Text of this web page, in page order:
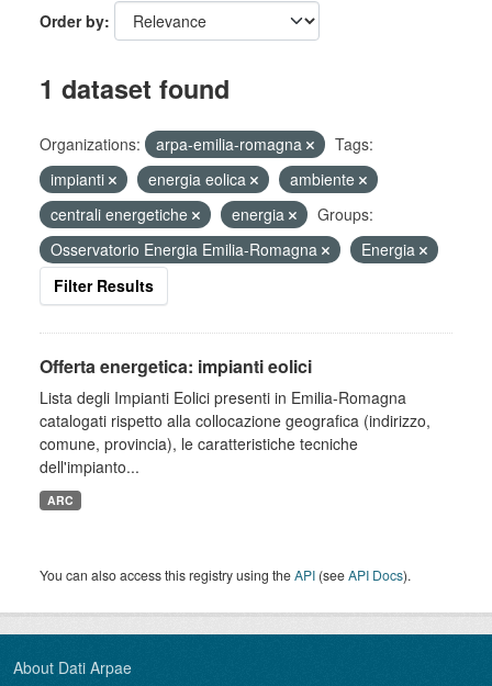
Order by
1 dataset found
Organizations: arpa-emilia-romagna
Tags:
impianti
energia eolica
ambiente
centrali energetiche
energia
Groups:
Osservatorio Energia Emilia-Romagna
Energia
Filter Results
Offerta energetica: impianti eolici
Lista degli Impianti Eolici presenti in Emilia-Romagna
catalogati rispetto alla collocazione geografica (indirizzo,
comune, provincia), le caratteristiche tecniche
dell'impianto...
ARC
You can also access this registry using theAPI (seeAPI Docs).
About Dati Arpae